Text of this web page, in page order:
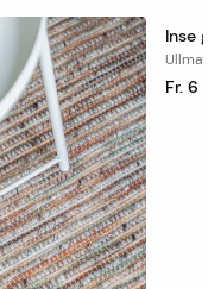
Inse
Fr. 6